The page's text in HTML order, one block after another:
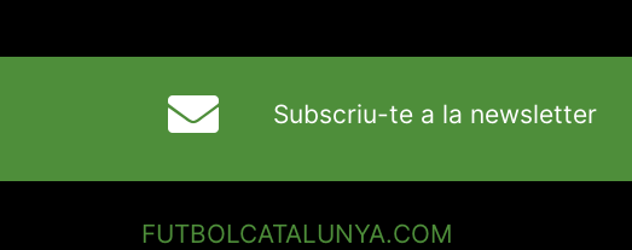
Subscriu-te a la newsletter
FUTBOLCATALUNYA.COM